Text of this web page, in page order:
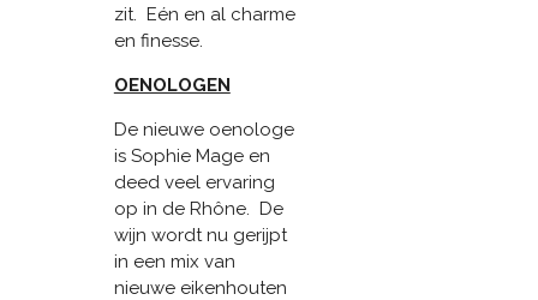
zit. Eén en al charme
en finesse.
OENOLOGEN
De nieuwe oenologe
is Sophie Mage en
deed veel ervaring
op in de Rhône. De
wijn wordt nu gerijpt
in een mix van
nieuwe eikenhouten